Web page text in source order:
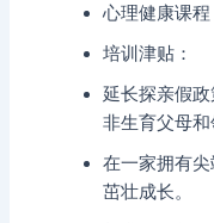
心理健康课程
培训津贴：
延长探亲假政
非生育父母和
在一家拥有
茁壮成长。